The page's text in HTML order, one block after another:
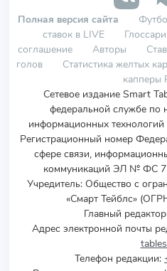
Полная версия сайта
ставок в LIVE
соглашение
Авторы
голов
Статистика желтых
капперы
Сетевое издание Smart
федеральной службе по
информационных
Регистрационный номер
сфере связи,
коммуникаций ЭЛ № ФС
Учредитель: Общество с
«Смарт Тейблс»
Главный
Адрес электронной почты
Телефон редакции: